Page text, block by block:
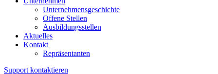
Unternehmensgeschichte
Offene Stellen
Ausbildungsstellen
Aktuelles
Kontakt
Repräsentanten
Support kontaktieren